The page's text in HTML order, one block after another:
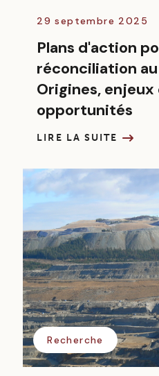
29 septembre 2025
Plans d'action
réconciliation au
Origines, enjeux
opportunités
LIRE LA SUITE
Recherche